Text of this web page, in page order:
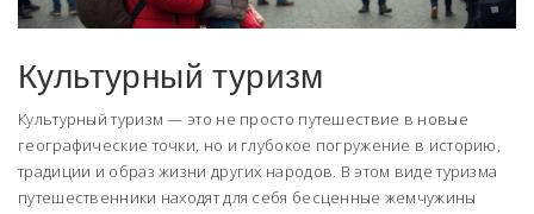
Культурный туризм
Культурный туризм — это не просто путешествие в новые
географические точки, но и глубокое погружение в историю,
традиции и образ жизни других народов. В этом виде туризма
путешественники находят для себя бесценные жемчужины